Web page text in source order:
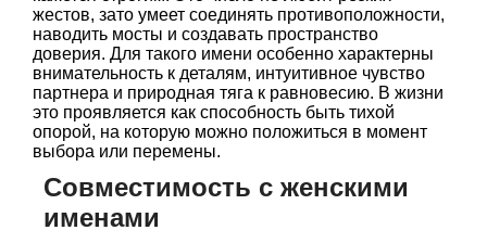
жестов, зато умеет соединять противоположности,
наводить мосты и создавать пространство
доверия. Для такого имени особенно характерны
внимательность к деталям, интуитивное чувство
партнера и природная тяга к равновесию. В жизни
это проявляется как способность быть тихой
опорой, на которую можно положиться в момент
выбора или перемены.
Совместимость с женскими
именами